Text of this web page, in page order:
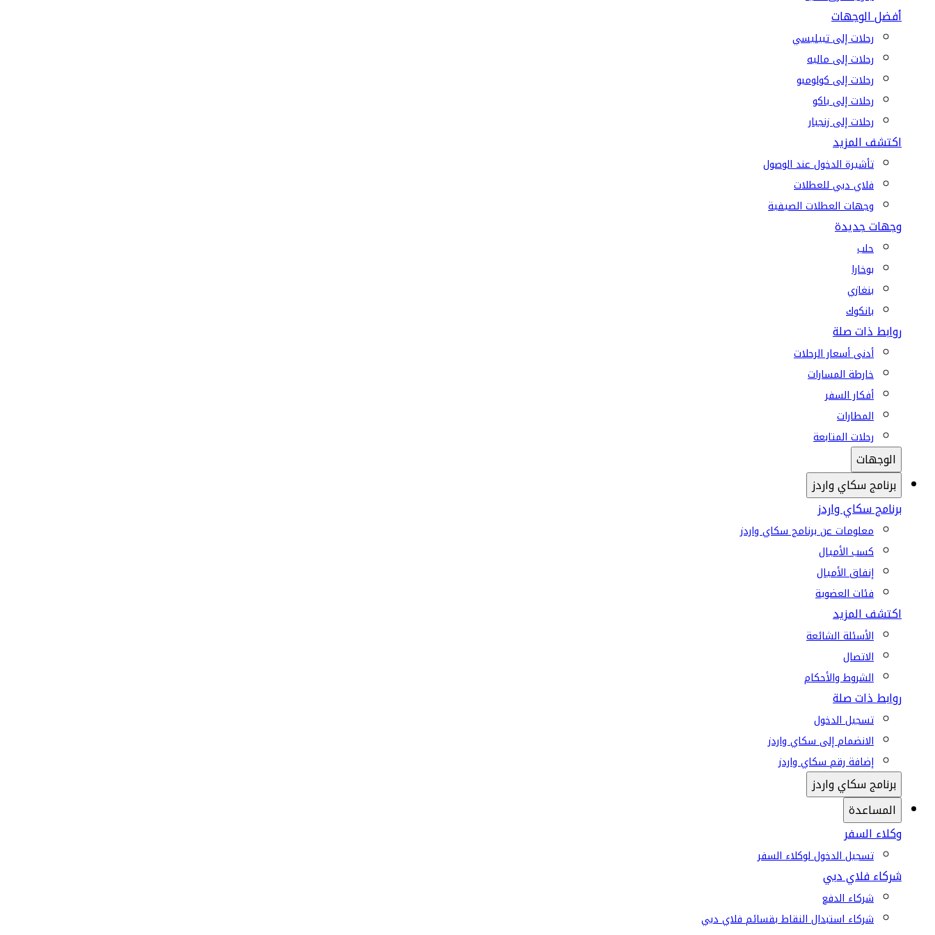
أفضل الوجهات
رحلات إلى تبيليسي
رحلات إلى ماليه
رحلات إلى كولومبو
رحلات إلى باكو
رحلات إلى زنجبار
اكتشف المزيد
تأشيرة الدخول عند الوصول
فلاي دبي للعطلات
وجهات العطلات الصيفية
وجهات جديدة
حلب
بوخارا
بنغازي
بانكوك
روابط ذات صلة
أدنى أسعار الرحلات
خارطة المسارات
أفكار السفر
المطارات
رحلات المتابعة
الوجهات
برنامج سكاي واردز
برنامج سكاي واردز
معلومات عن برنامج سكاي واردز
كسب الأميال
إنفاق الأميال
فئات العضوية
اكتشف المزيد
الأسئلة الشائعة
الاتصال
الشروط والأحكام
روابط ذات صلة
تسجيل الدخول
الانضمام إلى سكاي واردز
إضافة رقم سكاي واردز
برنامج سكاي واردز
المساعدة
وكلاء السفر
تسجيل الدخول لوكلاء السفر
شركاء فلاي دبي
شركاء الدفع
شركاء استبدال النقاط بقسائم فلاي دبي